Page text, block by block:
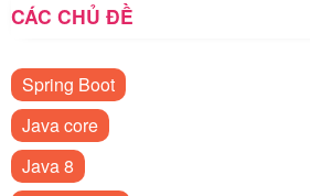
CÁC CHỦ ĐỀ
Spring Boot
Java core
Java 8